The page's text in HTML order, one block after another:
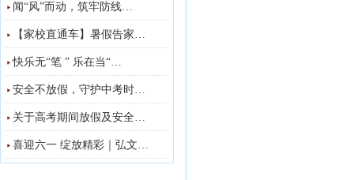
闻“风”而动，筑牢防线…
【家校直通车】暑假告家…
快乐无“笔 ” 乐在当“…
安全不放假，守护中考时…
关于高考期间放假及安全…
喜迎六一 绽放精彩｜弘文…